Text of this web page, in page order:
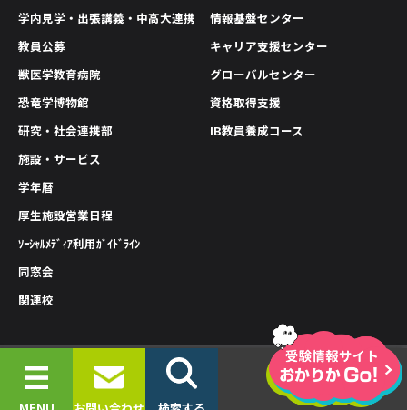
学内見学・出張講義・中高大連携
教員公募
獣医学教育病院
恐竜学博物館
研究・社会連携部
情報基盤センター
キャリア支援センター
グローバルセンター
資格取得支援
IB教員養成コース
施設・サービス
学年暦
厚生施設営業日程
ｿｰｼｬﾙﾒﾃﾞｨｱ利用ｶﾞｲﾄﾞﾗｲﾝ
同窓会
関連校
情報公開
プライバシーポリシー
サイトポリシー